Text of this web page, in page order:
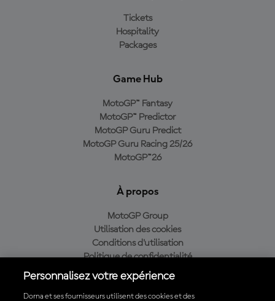
Tickets
Hospitality
Packages
Game Hub
MotoGP™ Fantasy
MotoGP™ Predictor
MotoGP Guru Predict
MotoGP Guru Racing 25/26
MotoGP™26
À propos
MotoGP Group
Utilisation des cookies
Conditions d'utilisation
Politique de confidentialité
Politique d’achat
Personnalisez votre expérience
Dorna et ses fournisseurs utilisent des cookies et des